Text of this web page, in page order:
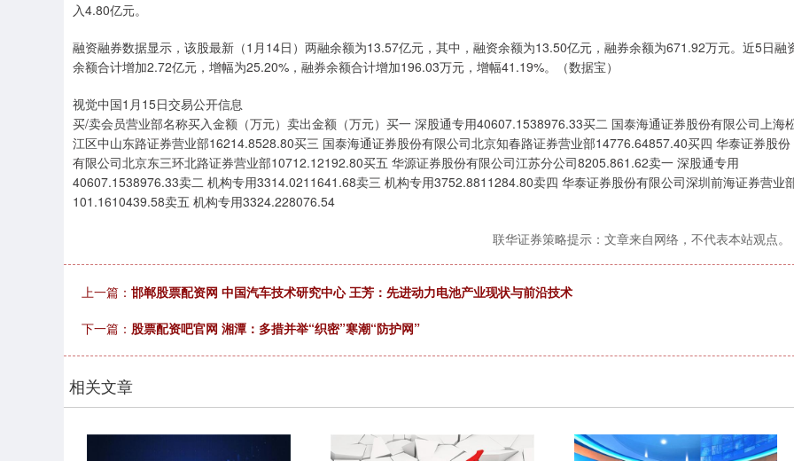
入4.80亿元。
融资融券数据显示，该股最新（1月14日）两融余额为13.57亿元，其中，融资余额为13.50亿元，融券余额为671.92万元。近5日融
余额合计增加2.72亿元，增幅为25.20%，融券余额合计增加196.03万元，增幅41.19%。（数据宝）
视觉中国1月15日交易公开信息
买/卖会员营业部名称买入金额（万元）卖出金额（万元）买一 深股通专用40607.1538976.33买二 国泰海通证券股份有限公司上海
江区中山东路证券营业部16214.8528.80买三 国泰海通证券股份有限公司北京知春路证券营业部14776.64857.40买四 华泰证券股份
有限公司北京东三环北路证券营业部10712.12192.80买五 华源证券股份有限公司江苏分公司8205.861.62卖一 深股通专用
40607.1538976.33卖二 机构专用3314.0211641.68卖三 机构专用3752.8811284.80卖四 华泰证券股份有限公司深圳前海证券营业
101.1610439.58卖五 机构专用3324.228076.54
联华证券策略提示：文章来自网络，不代表本站观点。
上一篇： 邯郸股票配资网 中国汽车技术研究中心 王芳：先进动力电池产业现状与前沿技术
下一篇： 股票配资吧官网 湘潭：多措并举“织密”寒潮“防护网”
相关文章